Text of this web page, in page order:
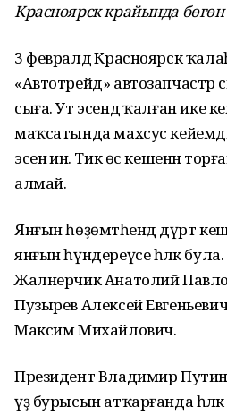
Красноярск крайында бөгөн
3 февралдә Красноярск
«Автотрейд»
сыға. Ут эсендә ҡалған ике
маҡсатында махсус
эсенә инә. Тик өс кешенән
алмай.
Янғын һөҙөмтәһендә дүрт
янғын һүндереүсе һәләк
Жалнерчик Анатолий
Пузырев Алексей
Максим Михайлович.
Президент Владимир Путин
үҙ бурысын атҡарғанда